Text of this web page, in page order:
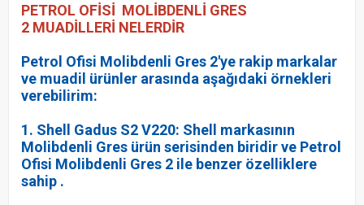
PETROL OFİSİ MOLİBDENLİ GRES
2 MUADİLLERİ NELERDİR
Petrol Ofisi Molibdenli Gres 2'ye rakip markalar
ve muadil ürünler arasında aşağıdaki örnekleri
verebilirim:
1. Shell Gadus S2 V220: Shell markasının
Molibdenli Gres ürün serisinden biridir ve Petrol
Ofisi Molibdenli Gres 2 ile benzer özelliklere
sahip .